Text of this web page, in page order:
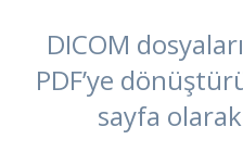
DICOM
PDF’ye
sayfa